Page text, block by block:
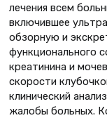
лечения всем
включившее
обзорную и
функционального
креатинина и
скорости
клинический
жалобы больных.